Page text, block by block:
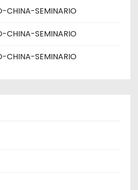
CHINA-SEMINARIO
CHINA-SEMINARIO
CHINA-SEMINARIO